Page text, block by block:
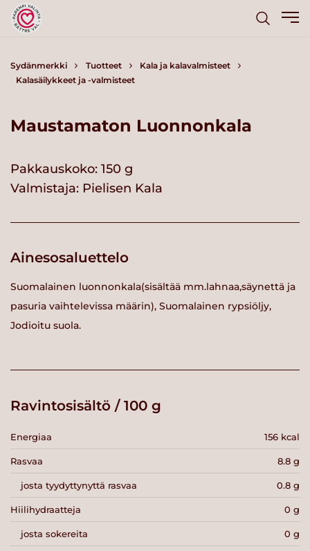
Sydänmerkki Tuotteet
Kala ja kalavalmisteet
Kalasäilykkeet ja -valmisteet
Maustamaton Luonnonkala
Pakkauskoko: 150 g
Valmistaja: Pielisen Kala
Ainesosaluettelo
Suomalainen luonnonkala(sisältää mm.lahnaa,säynettä ja
pasuria vaihtelevissa määrin), Suomalainen rypsiöljy,
Jodioitu suola.
Ravintosisältö / 100 g
Energiaa 156 kcal
Rasvaa 8.8 g
josta tyydyttynyttä rasvaa 0.8 g
Hiilihydraatteja 0 g
josta sokereita 0 g